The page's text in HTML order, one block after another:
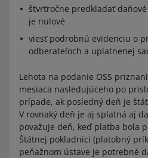
štvrťročne predkladať
je nulové
viesť podrobnú evidenciu o
odberateľoch a uplatnenej
Lehota na podanie OSS
mesiaca nasledujúceho po
prípade, ak posledný deň je
V rovnaký deň je aj splatná aj
považuje deň, keď platba bola
Štátnej pokladnici (platobný
peňažnom ústave je potrebné